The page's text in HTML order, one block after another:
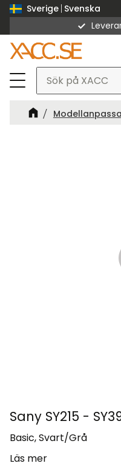
Sverige Svenska
Sany SY215 -
Basic, Svart/Grå
Läs mer